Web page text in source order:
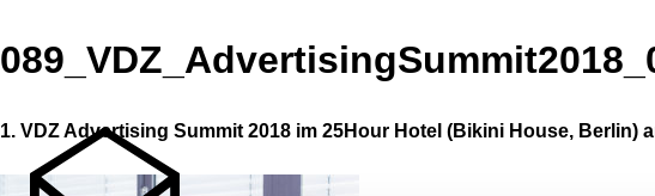
1. VDZ Advertising Summit 2018 im 25Hour Hotel (Bikini House, Berlin)